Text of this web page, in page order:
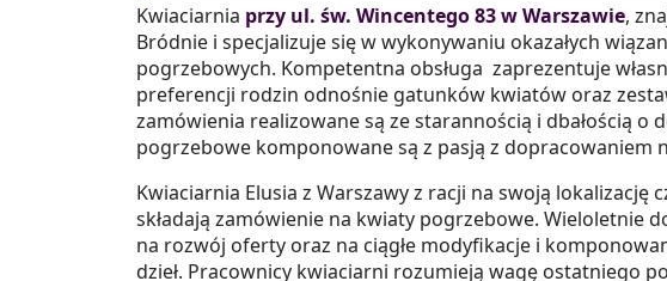
Kwiaciarnia przy ul. św. Wincentego 83 w Warszawie,
Bródnie i specjalizuje się w wykonywaniu okazałych
pogrzebowych. Kompetentna obsługa zaprezentuje
preferencji rodzin odnośnie gatunków kwiatów oraz
zamówienia realizowane są ze starannością i dbałością o
pogrzebowe komponowane są z pasją z dopracowaniem
Kwiaciarnia Elusia z Warszawy z racji na swoją lokalizację
składają zamówienie na kwiaty pogrzebowe. Wieloletnie
na rozwój oferty oraz na ciągłe modyfikacje i
dzieł. Pracownicy kwiaciarni rozumieją wagę ostatniego